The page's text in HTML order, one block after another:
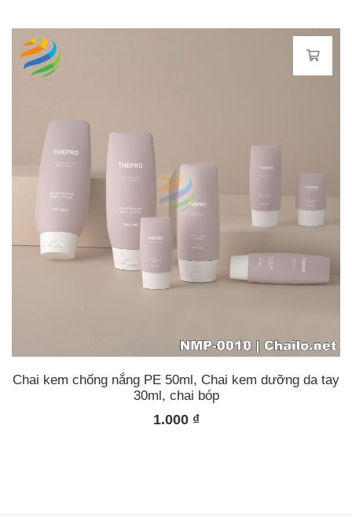
Chai kem chống nắng PE 50ml, Chai kem dưỡng da tay
30ml, chai bóp
1.000 ₫